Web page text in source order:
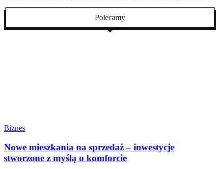
Polecamy
Biznes
Nowe mieszkania na sprzedaż – inwestycje
stworzone z myślą o komforcie